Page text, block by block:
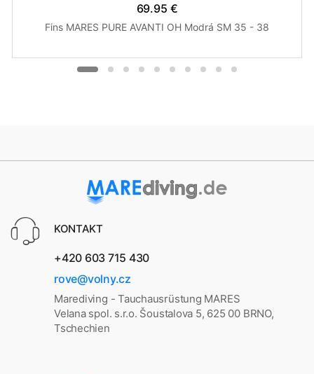
69.95 €
Fins MARES PURE AVANTI OH Modrá SM 35 - 38
KONTAKT
+420 603 715 430
rove@volny.cz
Marediving - Tauchausrüstung MARES
Velana spol. s.r.o. Šoustalova 5, 625 00 BRNO,
Tschechien